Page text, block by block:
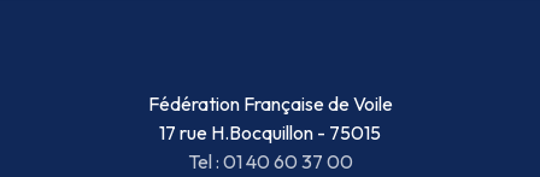
Fédération Française de Voile
17 rue H.Bocquillon - 75015
Tel : 01 40 60 37 00